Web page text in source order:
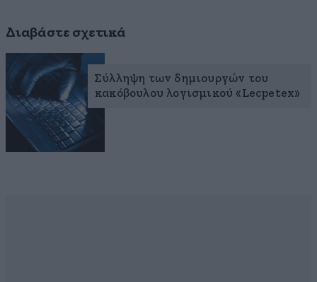
Διαβάστε σχετικά
Σύλληψη των δημιουργών του
κακόβουλου λογισμικού «Lecpetex»